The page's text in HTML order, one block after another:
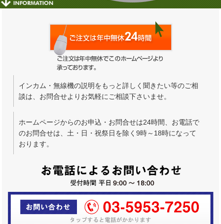
インカム・無線機の説明をもっと詳しく聞きたい等のご相
談は、お問合せよりお気軽にご相談下さいませ。
ホームページからのお申込・お問合せは24時間、お電話で
のお問合せは、土・日・祝祭日を除く9時～18時になって
おります。